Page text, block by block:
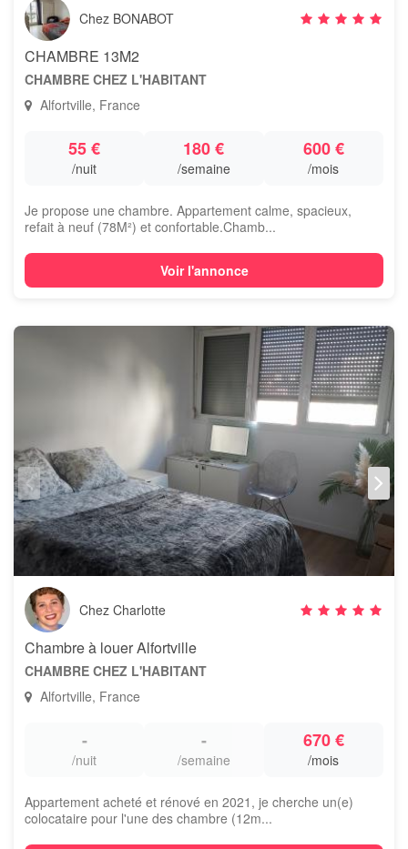
Chez BONABOT
CHAMBRE 13M2
CHAMBRE CHEZ L'HABITANT
Alfortville, France
55 €
/nuit
180 €
/semaine
600 €
/mois
Je propose une chambre. Appartement calme, spacieux,
refait à neuf (78M²) et confortable.Chamb...
Voir l'annonce
Chez Charlotte
Chambre à louer Alfortville
CHAMBRE CHEZ L'HABITANT
Alfortville, France
-
/nuit
-
/semaine
670 €
/mois
Appartement acheté et rénové en 2021, je cherche un(e)
colocataire pour l'une des chambre (12m...